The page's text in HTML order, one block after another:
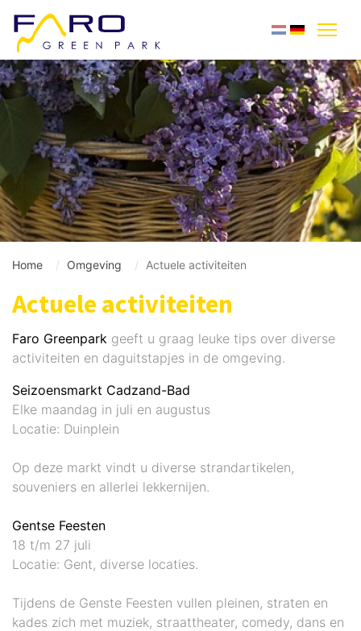
Home Omgeving Actuele activiteiten
Actuele activiteiten
Faro Greenpark geeft u graag leuke tips over diverse
activiteiten en daguitstapjes in de omgeving.
Seizoensmarkt Cadzand-Bad
Elke maandag in juli en augustus
Locatie: Duinplein
Op deze markt vindt u diverse strandartikelen,
souveniers en allerlei lekkernijen.
Gentse Feesten
18 t/m 27 juli
Locatie: Gent, diverse locaties.
Tijdens de Genste Feesten vullen pleinen, straten en
kades zich met muziek, straattheater, comedy, dans en